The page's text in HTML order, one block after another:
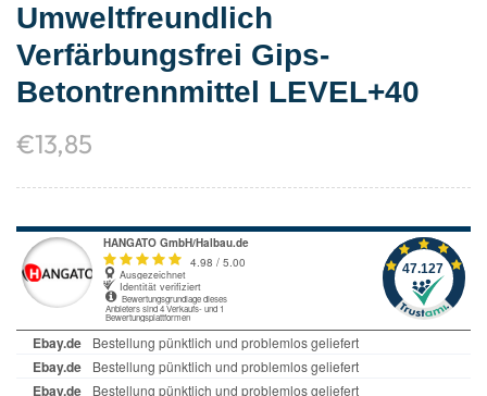
Umweltfreundlich
Verfärbungsfrei Gips-
Betontrennmittel LEVEL+40
€13,85